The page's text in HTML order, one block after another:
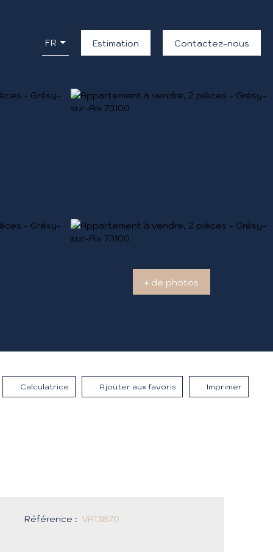
FR Estimation Contactez-nous
+ de photos
Calculatrice Ajouter aux favoris Imprimer
Référence : VA13870